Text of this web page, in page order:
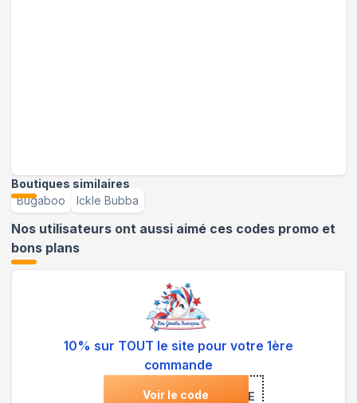
Boutiques similaires
Bugaboo
Ickle Bubba
Nos utilisateurs ont aussi aimé ces codes promo et
bons plans
10% sur TOUT le site pour votre 1ère
commande
Voir le code***NVENUE